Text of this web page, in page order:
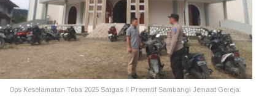
Ops Keselamatan Toba 2025 Satgas II Preemtif Sambangi Jemaat Gereja.